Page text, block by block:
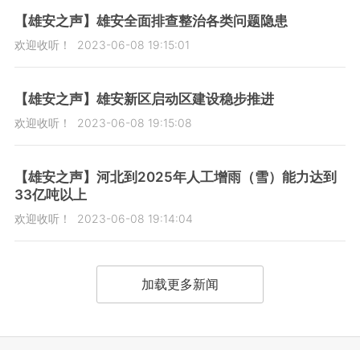
【雄安之声】雄安全面排查整治各类问题隐患
欢迎收听！ 2023-06-08 19:15:01
【雄安之声】雄安新区启动区建设稳步推进
欢迎收听！ 2023-06-08 19:15:08
【雄安之声】河北到2025年人工增雨（雪）能力达到
33亿吨以上
欢迎收听！ 2023-06-08 19:14:04
加载更多新闻